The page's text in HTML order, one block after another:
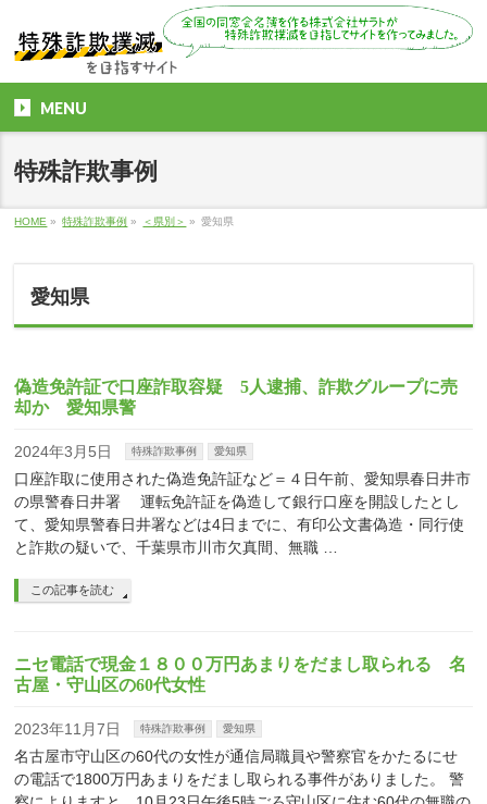
MENU
特殊詐欺事例
HOME » 特殊詐欺事例 » ＜県別＞ » 愛知県
愛知県
偽造免許証で口座詐取容疑 5人逮捕、詐欺グループに売
却か 愛知県警
2024年3月5日 特殊詐欺事例 愛知県
口座詐取に使用された偽造免許証など＝４日午前、愛知県春日井市
の県警春日井署 運転免許証を偽造して銀行口座を開設したとし
て、愛知県警春日井署などは4日までに、有印公文書偽造・同行使
と詐欺の疑いで、千葉県市川市欠真間、無職 …
この記事を読む
ニセ電話で現金１８００万円あまりをだまし取られる 名
古屋・守山区の60代女性
2023年11月7日 特殊詐欺事例 愛知県
名古屋市守山区の60代の女性が通信局職員や警察官をかたるにせ
の電話で1800万円あまりをだまし取られる事件がありました。 警